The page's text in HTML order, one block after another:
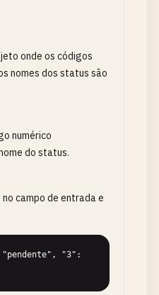
onde os códigos
nomes dos status são
numérico
do status.
campo de entrada e
"3":